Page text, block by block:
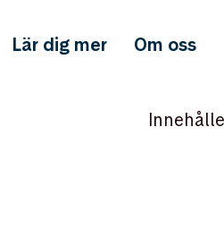
Lär dig mer Om oss